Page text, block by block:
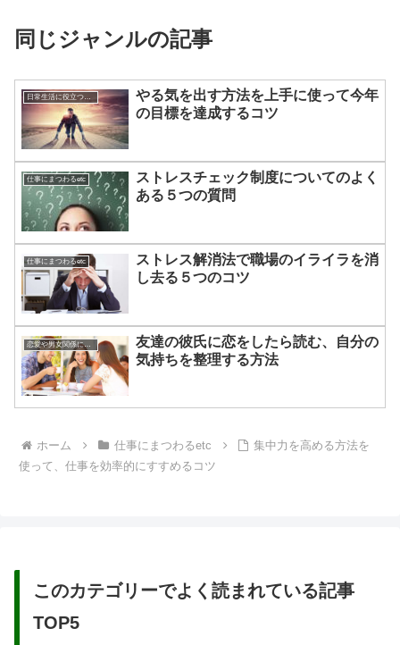
同じジャンルの記事
日常生活に役立つあれこれ
やる気を出す方法を上手に使って今年
の目標を達成するコツ
仕事にまつわるetc
ストレスチェック制度についてのよく
ある５つの質問
仕事にまつわるetc
ストレス解消法で職場のイライラを消
し去る５つのコツ
友達の彼氏に恋をしたら読む、自分の
気持ちを整理する方法
ホーム 仕事にまつわるetc
集中力を高める方法を
使って、仕事を効率的にすすめるコツ
このカテゴリーでよく読まれている記事
TOP5